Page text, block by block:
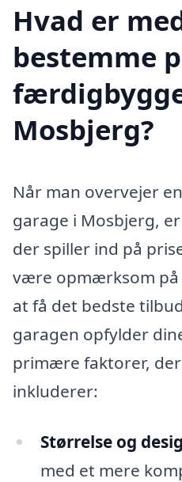
Hvad er
bestemme
Mosbjerg?
Når man overvejer
garage i Mosbjerg,
der spiller ind på
være opmærksom på
at få det bedste
garagen opfylder
primære faktorer,
inkluderer:
Størrelse og
med et mere